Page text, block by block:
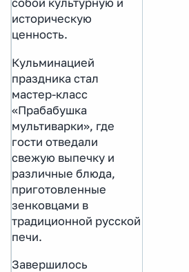
собой культурную и
историческую
ценность.
Кульминацией
праздника стал
мастер-класс
«Прабабушка
мультиварки», где
гости отведали
свежую выпечку и
различные блюда,
приготовленные
зенковцами в
традиционной русской
печи.
Завершилось